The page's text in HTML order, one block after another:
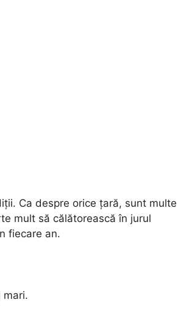
Ca despre orice țară, sunt multe
mult să călătorească în jurul
fiecare an.
mari.